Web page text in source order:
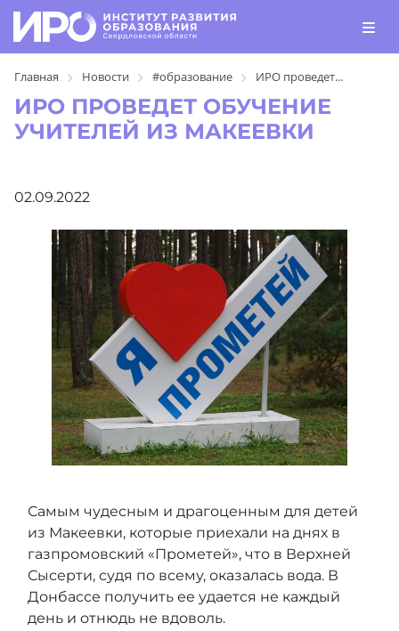
Главная Новости #образование ИРО проведет...
ИРО ПРОВЕДЕТ ОБУЧЕНИЕ
УЧИТЕЛЕЙ ИЗ МАКЕЕВКИ
02.09.2022
Самым чудесным и драгоценным для детей
из Макеевки, которые приехали на днях в
газпромовский «Прометей», что в Верхней
Сысерти, судя по всему, оказалась вода. В
Донбассе получить ее удается не каждый
день и отнюдь не вдоволь.